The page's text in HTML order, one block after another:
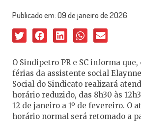
Publicado em:09 de janeiro de 2026
O Sindipetro PR e SC informa que,
férias da assistente social
Social do Sindicato realizará
horário reduzido, das 8h30 às
12 de janeiro a 1º de fevereiro. O
horário normal será retomado a